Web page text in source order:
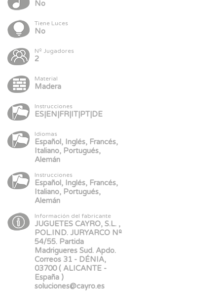
No
Tiene Luces
No
Nº Jugadores
2
Material
Madera
Instrucciones
ES|EN|FR|IT|PT|DE
Idiomas
Español, Inglés, Francés,
Italiano, Portugués,
Alemán
Instrucciones
Español, Inglés, Francés,
Italiano, Portugués,
Alemán
Información del fabricante
JUGUETES CAYRO, S.L. ,
POL.IND. JURYARCO Nº
54/55. Partida
Madrigueres Sud. Apdo.
Correos 31 - DÉNIA,
03700 ( ALICANTE -
España )
soluciones@cayro.es